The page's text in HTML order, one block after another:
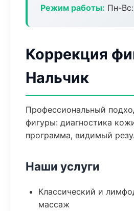
Режим работы: Пн-
Коррекция
Нальчик
Профессиональный
фигуры: диагностика
программа, видимый
Наши услуги
Классический и
массаж